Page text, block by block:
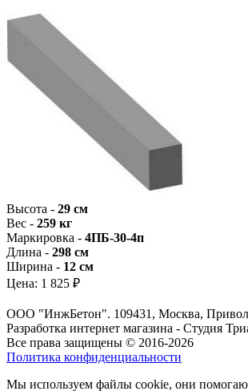
Высота - 29 см
Вес - 259 кг
Маркировка - 4ПБ-30-4п
Длина - 298 см
Ширина - 12 см
Цена: 1 825 ₽
ООО "ИнжБетон". 109431, Москва,
Разработка интернет магазина - Студия
Все права защищены © 2016-2026
Политика конфиденциальности
Мы используем файлы cookie, они помогают